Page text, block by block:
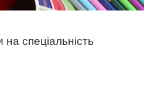
спеціальність